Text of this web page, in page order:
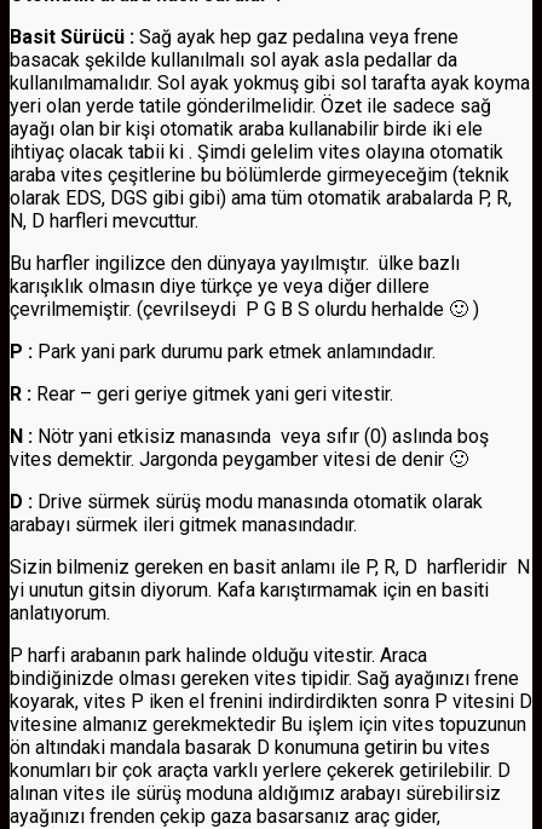
Basit Sürücü : Sağ ayak hep gaz pedalına veya frene
basacak şekilde kullanılmalı sol ayak asla pedallar da
kullanılmamalıdır. Sol ayak yokmuş gibi sol tarafta ayak koyma
yeri olan yerde tatile gönderilmelidir. Özet ile sadece sağ
ayağı olan bir kişi otomatik araba kullanabilir birde iki ele
ihtiyaç olacak tabii ki . Şimdi gelelim vites olayına otomatik
araba vites çeşitlerine bu bölümlerde girmeyeceğim (teknik
olarak EDS, DGS gibi gibi) ama tüm otomatik arabalarda P, R,
N, D harfleri mevcuttur.
Bu harfler ingilizce den dünyaya yayılmıştır. ülke bazlı
karışıklık olmasın diye türkçe ye veya diğer dillere
çevrilmemiştir. (çevrilseydi P G B S olurdu herhalde 🙂 )
P : Park yani park durumu park etmek anlamındadır.
R : Rear – geri geriye gitmek yani geri vitestir.
N : Nötr yani etkisiz manasında veya sıfır (0) aslında boş
vites demektir. Jargonda peygamber vitesi de denir 🙂
D : Drive sürmek sürüş modu manasında otomatik olarak
arabayı sürmek ileri gitmek manasındadır.
Sizin bilmeniz gereken en basit anlamı ile P, R, D harfleridir N
yi unutun gitsin diyorum. Kafa karıştırmamak için en basiti
anlatıyorum.
P harfi arabanın park halinde olduğu vitestir. Araca
bindiğinizde olması gereken vites tipidir. Sağ ayağınızı frene
koyarak, vites P iken el frenini indirdirdikten sonra P vitesini D
vitesine almanız gerekmektedir Bu işlem için vites topuzunun
ön altındaki mandala basarak D konumuna getirin bu vites
konumları bir çok araçta varklı yerlere çekerek getirilebilir. D
alınan vites ile sürüş moduna aldığımız arabayı sürebilirsiz
ayağınızı frenden çekip gaza basarsanız araç gider,